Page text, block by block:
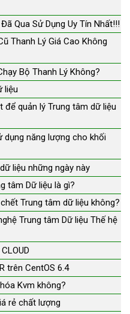
Qua Sử Dụng Uy Tín Nhất!!!
Thanh Lý Giá Cao Không
Bộ Thanh Lý Không?
liệu
quản lý Trung tâm dữ liệu
dụng năng lượng cho khối
liệu những ngày này
tâm Dữ liệu là gì?
Trung tâm dữ liệu không?
Trung tâm Dữ liệu Thế hệ
trên CentOS 6.4
Kvm không?
rẻ chất lượng